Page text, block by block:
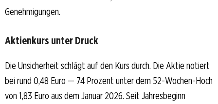
Genehmigungen.
Aktienkurs unter Druck
Die Unsicherheit schlägt auf den Kurs durch. Die Aktie notiert
bei rund 0,48 Euro — 74 Prozent unter dem 52-Wochen-Hoch
von 1,83 Euro aus dem Januar 2026. Seit Jahresbeginn